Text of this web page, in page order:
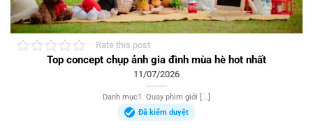
Rate this post
Top concept chụp ảnh gia đình mùa hè hot nhất
11/07/2026
Danh mục1. Quay phim giới [...]
Đã kiểm duyệt